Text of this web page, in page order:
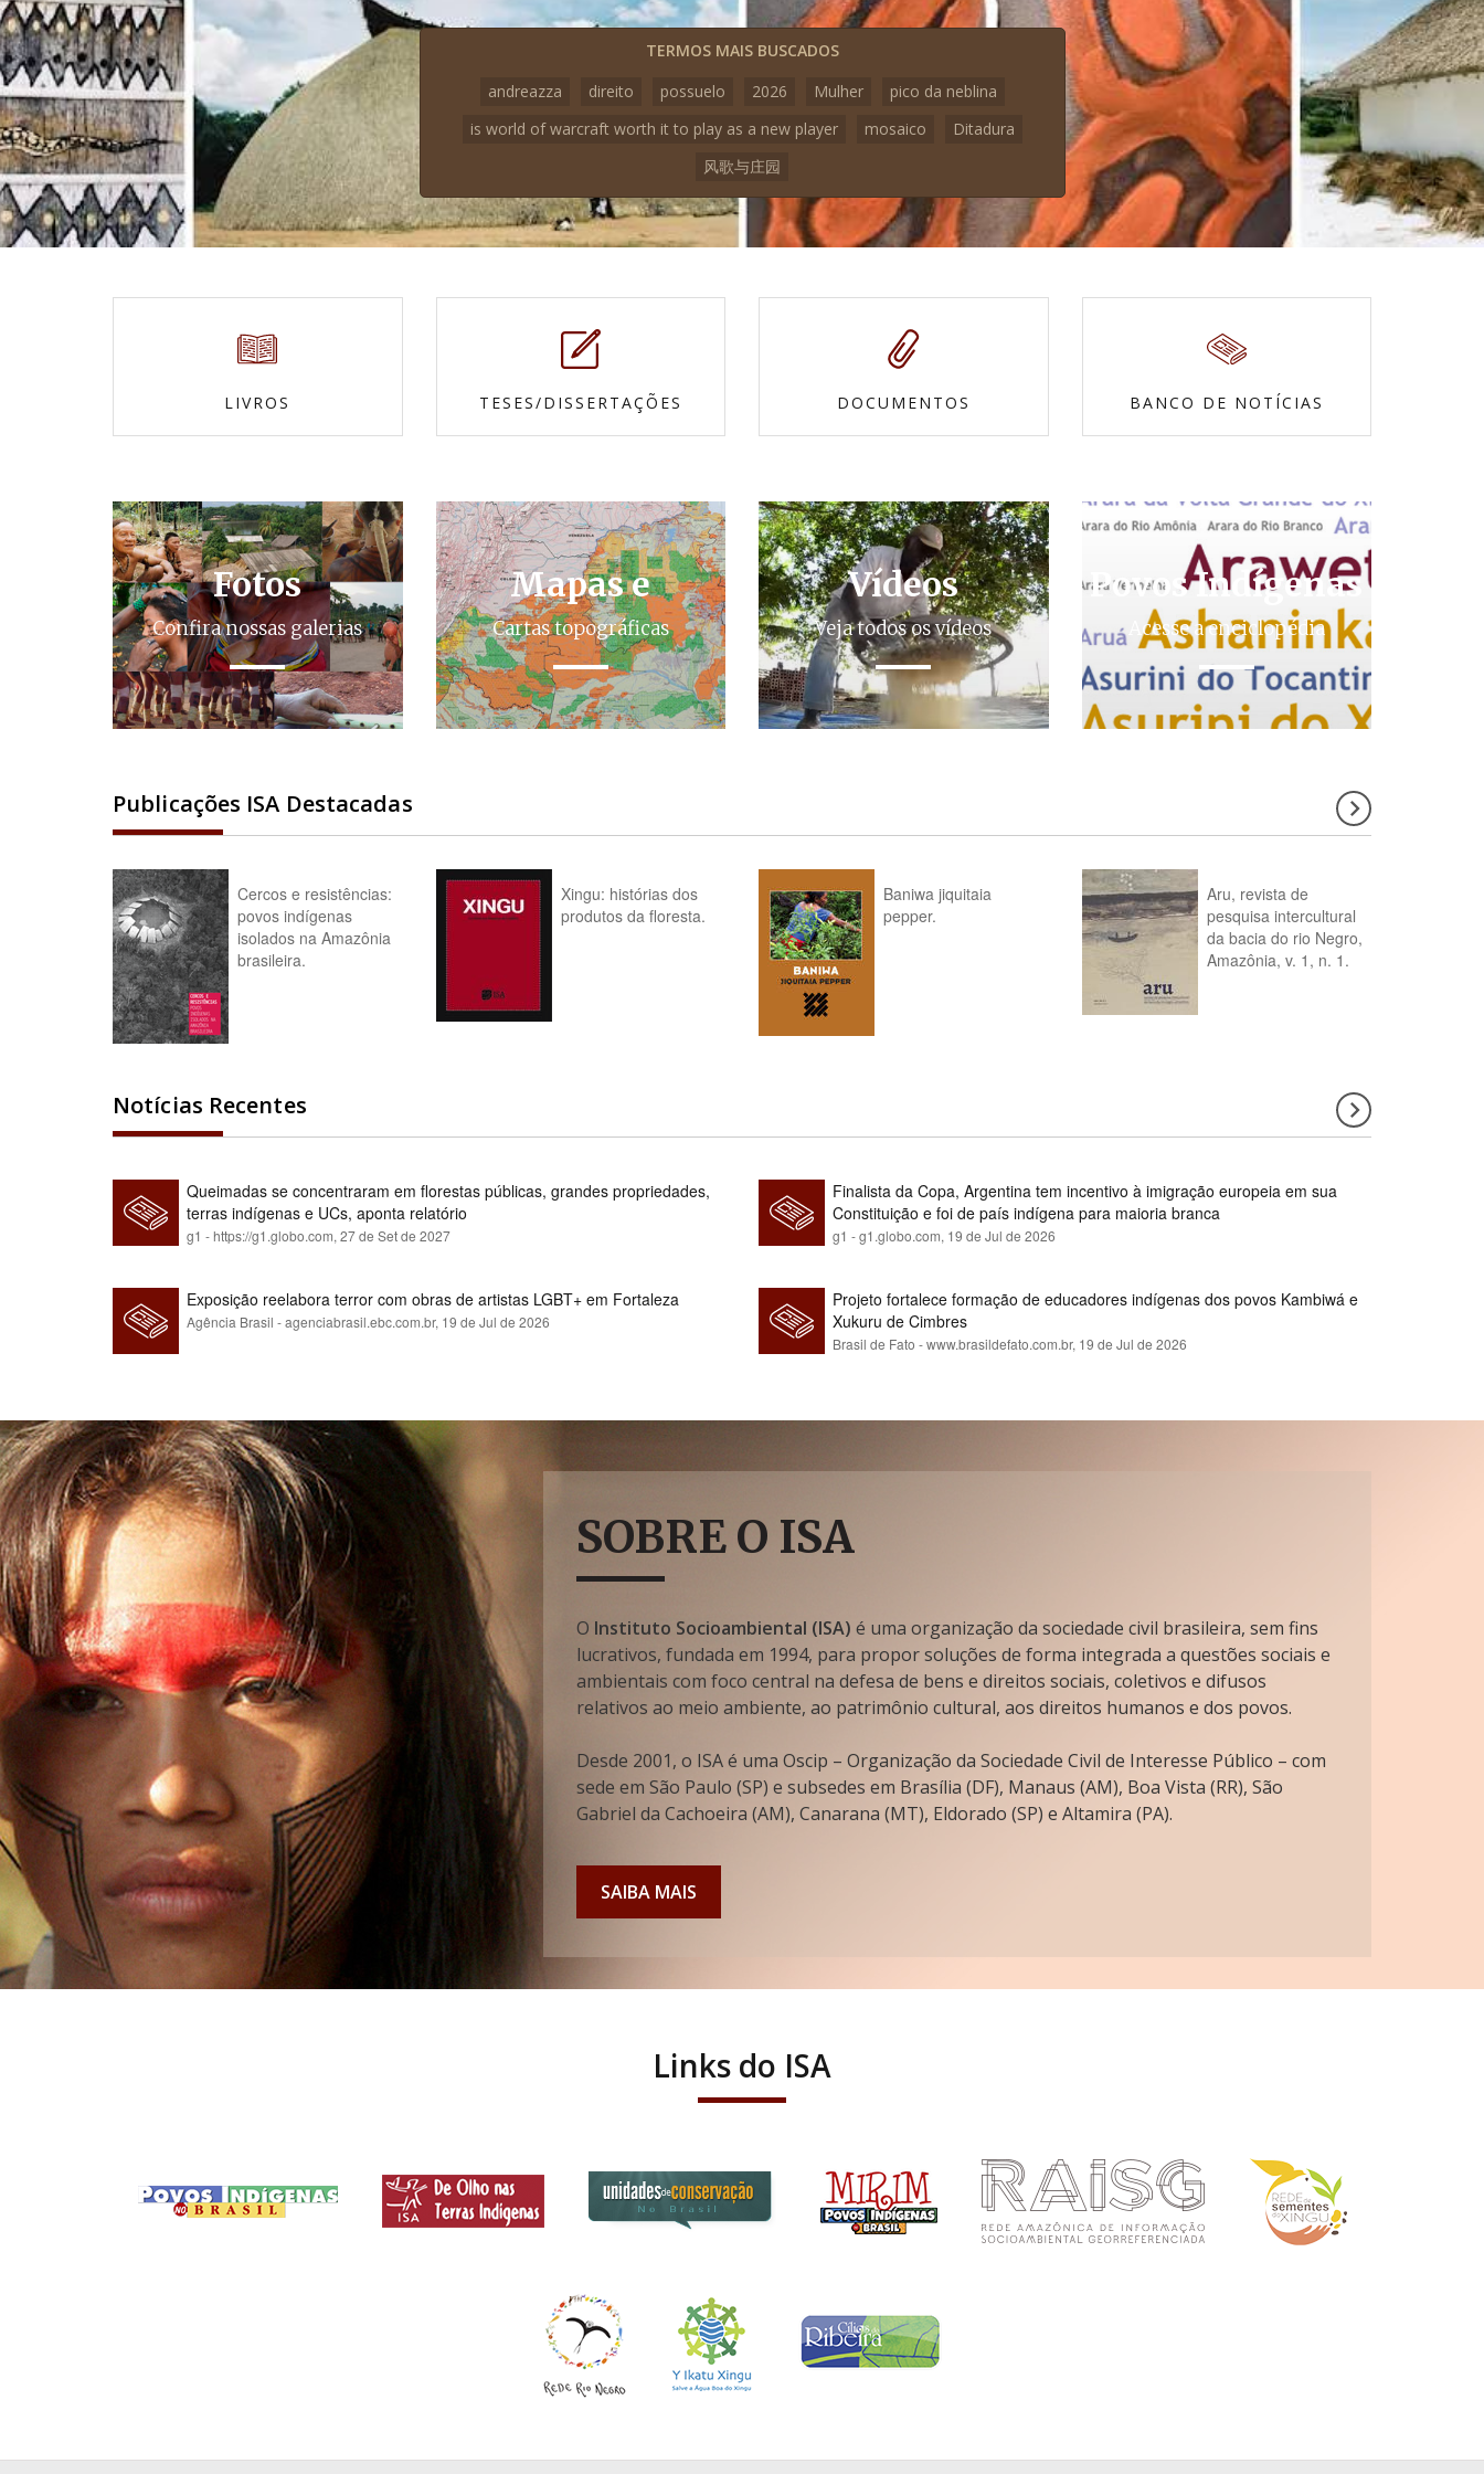
TERMOS MAIS BUSCADOS
andreazza
direito possuelo 2026 Mulher
pico da neblina
is world of warcraft worth it to play as a new player
mosaico
Ditadura
风歌与庄园
LIVROS TESES/DISSERTAÇÕES DOCUMENTOS BANCO DE NOTÍCIAS
Fotos
Confira nossas galerias
Mapas e
Cartas topográficas
Vídeos
Veja todos os vídeos
Povos Indígenas
Acesse a enciclopédia
Publicações ISA Destacadas
Cercos e resistências:
povos indígenas
isolados na Amazônia
brasileira.
Xingu: histórias dos
produtos da floresta.
Baniwa jiquitaia
pepper.
Aru, revista de
pesquisa intercultural
da bacia do rio Negro,
Amazônia, v. 1, n. 1.
Notícias Recentes
Queimadas se concentraram em florestas públicas, grandes propriedades,
terras indígenas e UCs, aponta relatório
g1 - https://g1.globo.com, 27 de Set de 2027
Finalista da Copa, Argentina tem incentivo à imigração europeia em sua
Constituição e foi de país indígena para maioria branca
g1 - g1.globo.com, 19 de Jul de 2026
Exposição reelabora terror com obras de artistas LGBT+ em Fortaleza
Agência Brasil - agenciabrasil.ebc.com.br, 19 de Jul de 2026
Projeto fortalece formação de educadores indígenas dos povos Kambiwá e
Xukuru de Cimbres
Brasil de Fato - www.brasildefato.com.br, 19 de Jul de 2026
SOBRE O ISA
O Instituto Socioambiental (ISA) é uma organização da sociedade civil brasileira, sem fins
lucrativos, fundada em 1994, para propor soluções de forma integrada a questões sociais e
ambientais com foco central na defesa de bens e direitos sociais, coletivos e difusos
relativos ao meio ambiente, ao patrimônio cultural, aos direitos humanos e dos povos.
Desde 2001, o ISA é uma Oscip – Organização da Sociedade Civil de Interesse Público – com
sede em São Paulo (SP) e subsedes em Brasília (DF), Manaus (AM), Boa Vista (RR), São
Gabriel da Cachoeira (AM), Canarana (MT), Eldorado (SP) e Altamira (PA).
SAIBA MAIS
Links do ISA